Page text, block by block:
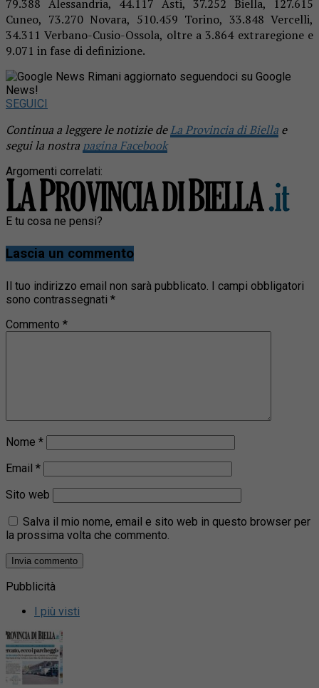
79.388 Alessandria, 44.117 Asti, 37.252 Biella, 127.615
Cuneo, 73.270 Novara, 510.459 Torino, 33.848 Vercelli,
34.311 Verbano-Cusio-Ossola, oltre a 3.864 extraregione e
9.071 in fase di definizione.
Rimani aggiornato seguendoci su Google
News!
SEGUICI
Continua a leggere le notizie deLa Provincia di Biella e
segui la nostra pagina Facebook
Argomenti correlati:
E tu cosa ne pensi?
Lascia un commento
Il tuo indirizzo email non sarà pubblicato. I campi obbligatori
sono contrassegnati *
Commento *
Nome *
Email *
Sito web
Salva il mio nome, email e sito web in questo browser per
la prossima volta che commento.
Pubblicità
I più visti